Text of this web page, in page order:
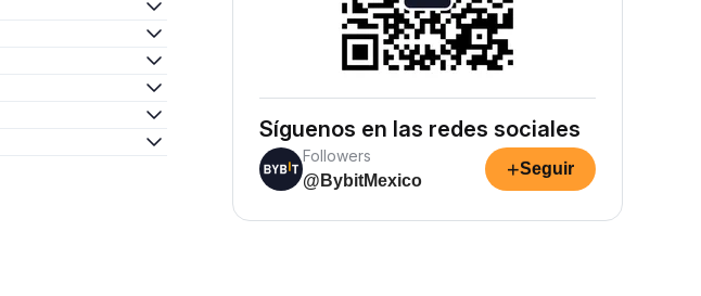
Síguenos en las redes sociales
Followers
@BybitMexico
+Seguir